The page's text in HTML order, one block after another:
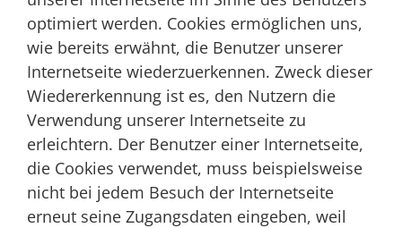
optimiert werden. Cookies ermöglichen uns,
wie bereits erwähnt, die Benutzer unserer
Internetseite wiederzuerkennen. Zweck dieser
Wiedererkennung ist es, den Nutzern die
Verwendung unserer Internetseite zu
erleichtern. Der Benutzer einer Internetseite,
die Cookies verwendet, muss beispielsweise
nicht bei jedem Besuch der Internetseite
erneut seine Zugangsdaten eingeben, weil